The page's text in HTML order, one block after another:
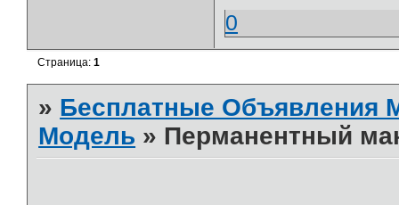
0
Страница:1
» Бесплатные
Модель » Перманентный